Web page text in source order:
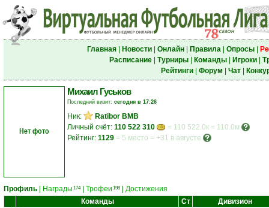
Главная| Новости| Онлайн| Правила| Опросы|
Расписание| Турниры| Команды| Игроки|
Рейтинги| Форум Чат|
Нет фото
Михаил Гуськов
Последний визит: сегодня в 17:26
Ник:
Ratibor BMB
Личный счёт: 110 522 310
= 110 522.0к = 110.0м
Рейтинг: 1129 = 5 место = +31 в августе
Профиль Награды 174| Трофеи 198
Достижения
Команды
Ст Дивизион